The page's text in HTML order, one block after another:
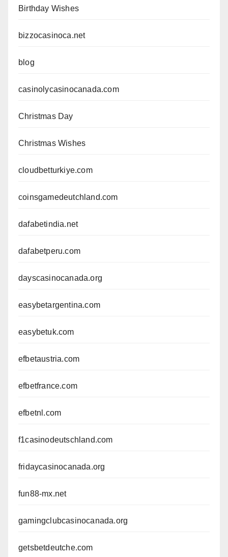
Birthday Wishes
bizzocasinoca.net
blog
casinolycasinocanada.com
Christmas Day
Christmas Wishes
cloudbetturkiye.com
coinsgamedeutchland.com
dafabetindia.net
dafabetperu.com
dayscasinocanada.org
easybetargentina.com
easybetuk.com
efbetaustria.com
efbetfrance.com
efbetnl.com
f1casinodeutschland.com
fridaycasinocanada.org
fun88-mx.net
gamingclubcasinocanada.org
getsbetdeutche.com